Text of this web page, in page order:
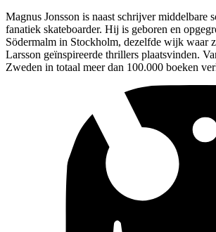
Magnus Jonsson is naast schrijver middelbare
fanatiek skateboarder. Hij is geboren en
Södermalm in Stockholm, dezelfde wijk waar
Larsson geïnspireerde thrillers plaatsvinden.
Zweden in totaal meer dan 100.000 boeken